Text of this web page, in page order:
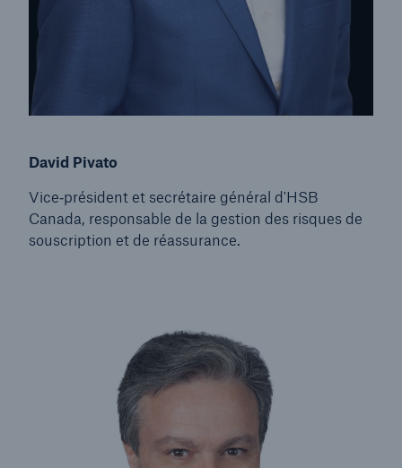
David Pivato
Vice‑président et secrétaire général d'HSB
Canada, responsable de la gestion des risques de
souscription et de réassurance.